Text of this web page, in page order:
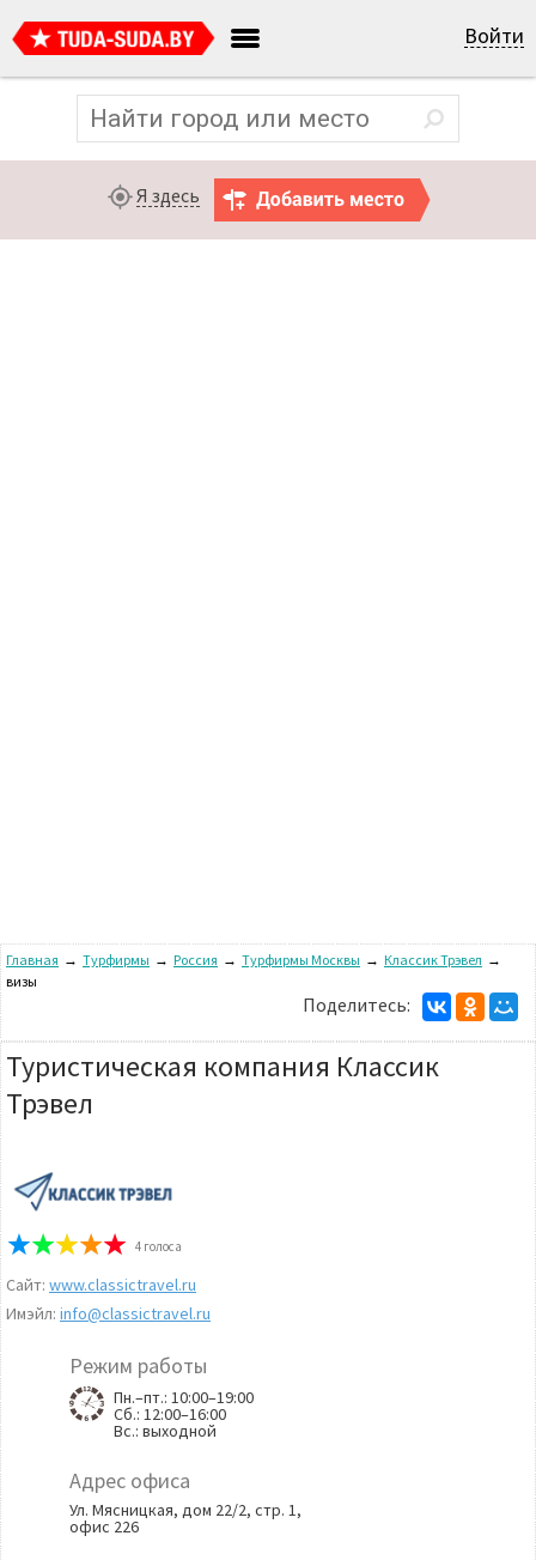
Войти
Я здесь
Главная → Турфирмы → Россия → Турфирмы Москвы → Классик Трэвел →
визы
Поделитесь:
Туристическая компания Классик
Трэвел
4 голоса
Сайт: www.classictravel.ru
Имэйл: info@classictravel.ru
Режим работы
Пн.–пт.: 10:00–19:00
Сб.: 12:00–16:00
Вс.: выходной
Адрес офиса
Ул. Мясницкая, дом 22/2, стр. 1,
офис 226